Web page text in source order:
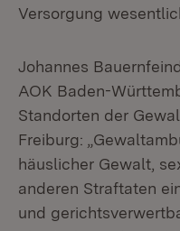
Versorgung
Johannes
AOK Baden-
Standorten der
Freiburg:
häuslicher Gewalt,
anderen Straftaten
und